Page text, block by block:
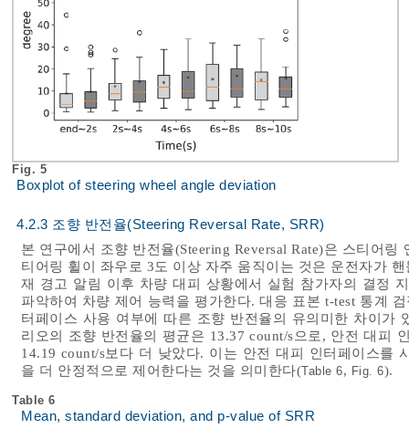
Fig. 5
Boxplot of steering wheel angle deviation
4.2.3 조향 반전율(Steering Reversal Rate, SRR)
본 연구에서 조향 반전율(Steering Reversal Rate)은 스티어
티어링 휠이 좌우로 3도 이상 자주 움직이는 것은 운전자가
재 경고 알림 이후 차량 대피 상황에서 실험 참가자의 결정
파악하여 차량 제어 능력을 평가한다. 대응 표본 t-test 통계
터페이스 사용 여부에 따른 조향 반전율의 유의미한 차이가
리오의 조향 반전율의 평균은 13.37 count/s으로, 안전 대피
14.19 count/s보다 더 낮았다. 이는 안전 대피 인터페이스를
을 더 안정적으로 제어한다는 것을 의미한다(Table 6, Fig. 6).
Table 6
Mean, standard deviation, and p-value of SRR